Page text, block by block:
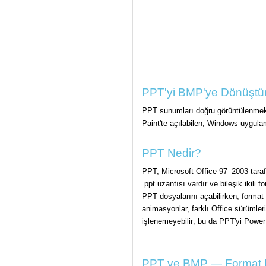
PPT'yi BMP'ye
PPT sunumları doğru
Paint'te açılabilen, Windows
PPT Nedir?
PPT, Microsoft Office 97–2003
.ppt uzantısı vardır ve bileşik ikili
PPT dosyalarını açabilirken,
animasyonlar, farklı Office
işlenemeyebilir; bu da PPT'yi
PPT ve BMP — Format